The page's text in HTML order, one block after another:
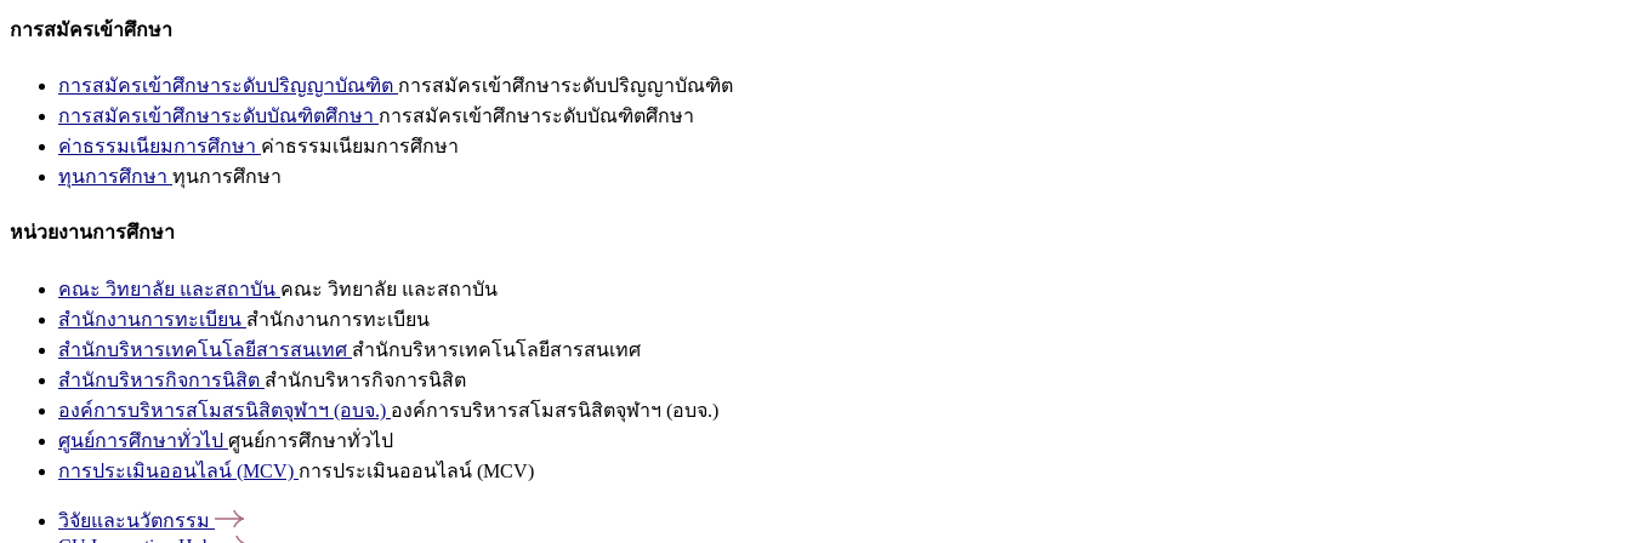
การสมัครเข้าศึกษา
การสมัครเข้าศึกษาระดับปริญญาบัณฑิต การสมัครเข้าศึกษาระดับปริญญาบัณฑิต
การสมัครเข้าศึกษาระดับบัณฑิตศึกษา การสมัครเข้าศึกษาระดับบัณฑิตศึกษา
ค่าธรรมเนียมการศึกษา ค่าธรรมเนียมการศึกษา
ทุนการศึกษา ทุนการศึกษา
หน่วยงานการศึกษา
คณะ วิทยาลัย และสถาบัน คณะ วิทยาลัย และสถาบัน
สำนักงานการทะเบียน สำนักงานการทะเบียน
สำนักบริหารเทคโนโลยีสารสนเทศ สำนักบริหารเทคโนโลยีสารสนเทศ
สำนักบริหารกิจการนิสิต สำนักบริหารกิจการนิสิต
องค์การบริหารสโมสรนิสิตจุฬาฯ (อบจ.) องค์การบริหารสโมสรนิสิตจุฬาฯ (อบจ.)
ศูนย์การศึกษาทั่วไป ศูนย์การศึกษาทั่วไป
การประเมินออนไลน์ (MCV) การประเมินออนไลน์ (MCV)
วิจัยและนวัตกรรม